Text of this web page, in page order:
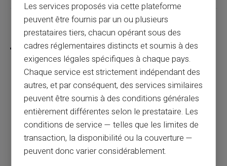
Partager cet article
Comment enlever l'interdit bancaire ?
Article précédent
Les services proposés via cette plateforme
peuvent être fournis par un ou plusieurs
prestataires tiers, chacun opérant sous des
cadres réglementaires distincts et soumis à des
exigences légales spécifiques à chaque pays.
Chaque service est strictement indépendant des
autres, et par conséquent, des services similaires
peuvent être soumis à des conditions générales
entièrement différentes selon le prestataire. Les
conditions de service — telles que les limites de
transaction, la disponibilité ou la couverture —
peuvent donc varier considérablement.